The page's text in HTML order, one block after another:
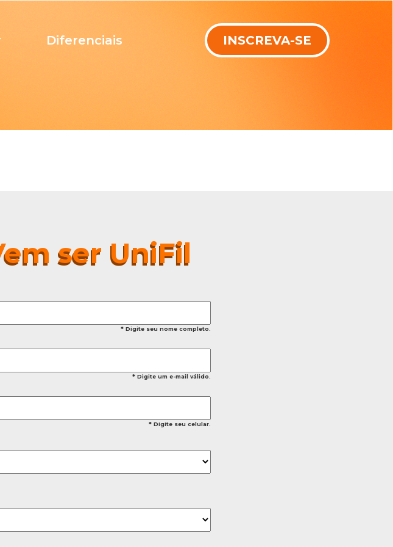
Diferenciais INSCREVA-SE
ser UniFil
* Digite seu nome completo.
* Digite um e-mail válido.
* Digite seu celular.